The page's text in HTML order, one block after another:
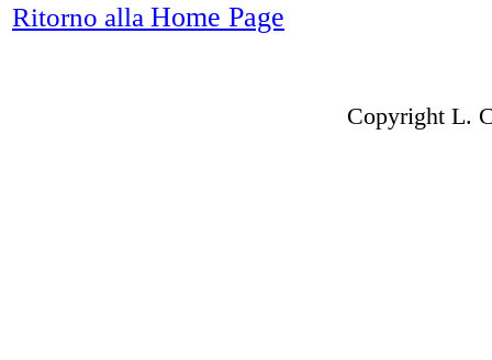
Ritorno alla Home Page
Copyright L.